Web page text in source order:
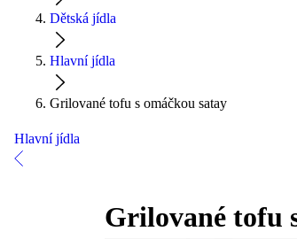
Dětská jídla
Hlavní jídla
Grilované tofu s omáčkou satay
Hlavní jídla
Grilované tofu